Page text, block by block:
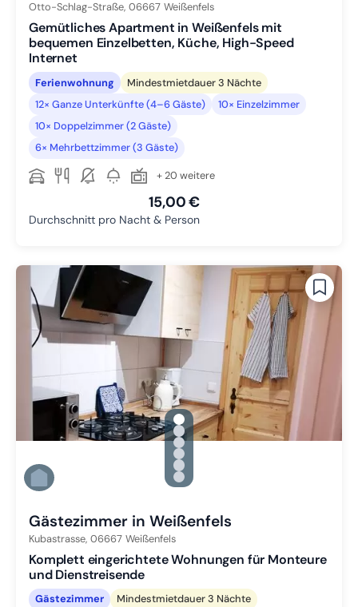
Otto-Schlag-Straße, 06667 Weißenfels
Gemütliches Apartment in Weißenfels mit
bequemen Einzelbetten, Küche, High-Speed
Internet
Ferienwohnung
Mindestmietdauer 3 Nächte
12× Ganze Unterkünfte (4–6 Gäste)
10× Einzelzimmer
10× Doppelzimmer (2 Gäste)
6× Mehrbettzimmer (3 Gäste)
+ 20 weitere
15,00 €
Durchschnitt pro Nacht & Person
gallery.slide_selector
Zu Slide 1 wechseln
Zu Slide 2 wechseln
Zu Slide 3 wechseln
Zu Slide 4 wechseln
Zu Slide 5 wechseln
Zu Slide 6 wechseln
Gästezimmer in Weißenfels
Kubastrasse, 06667 Weißenfels
Komplett eingerichtete Wohnungen für Monteure
und Dienstreisende
Gästezimmer
Mindestmietdauer 3 Nächte